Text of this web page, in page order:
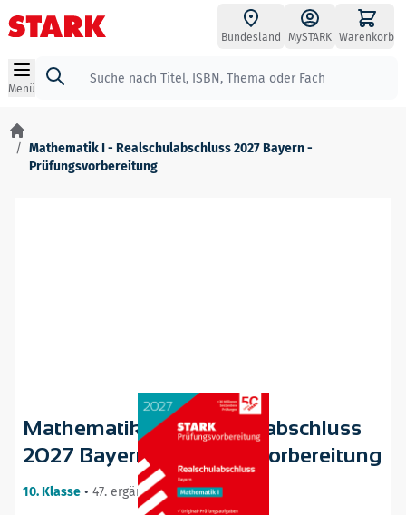
Zum Inhalt springen
Bundesland MySTARK Warenkorb
Menü
Suche
/ Mathematik I - Realschulabschluss 2027 Bayern -
Prüfungsvorbereitung
Mathematik I - Realschulabschluss
2027 Bayern - Prüfungsvorbereitung
10. Klasse • 47. ergänzte Auflage / 26.08.26